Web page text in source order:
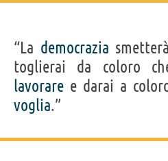
“La democrazia
toglierai da coloro
lavorare e darai a
voglia.”